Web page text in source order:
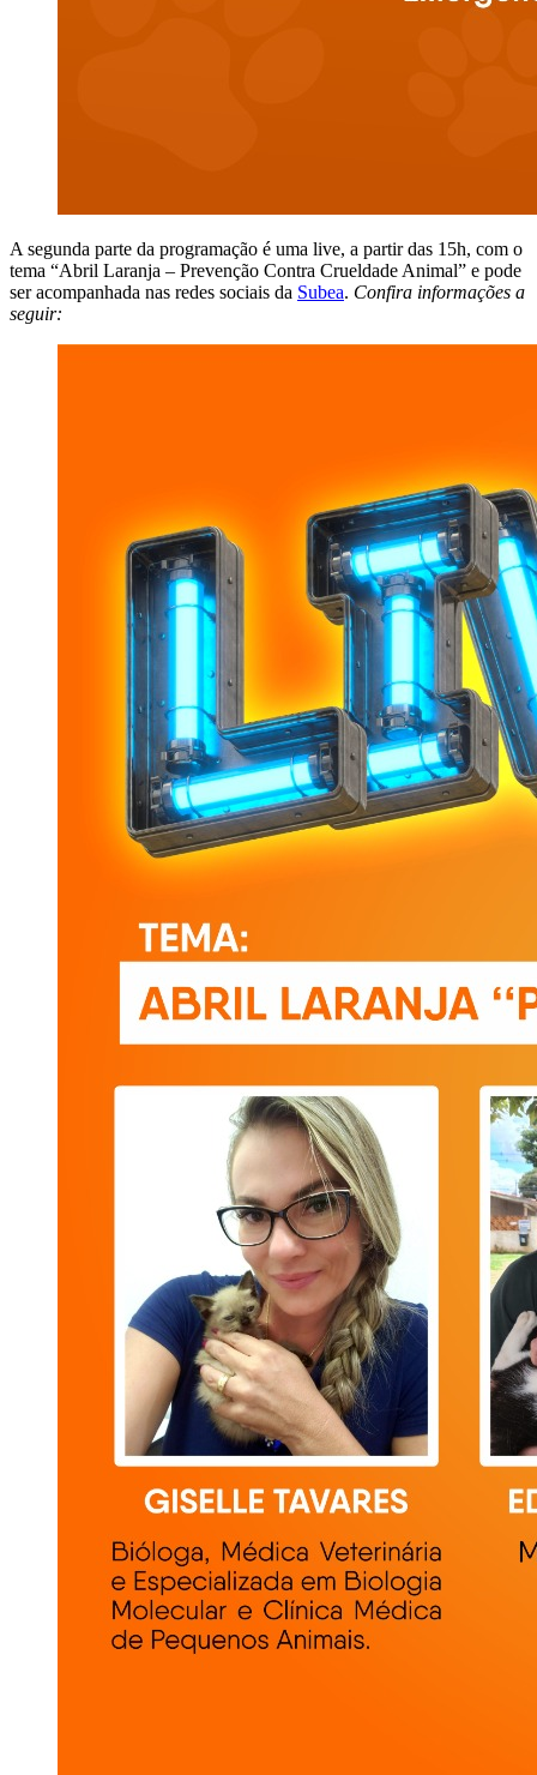
A segunda parte da programação é uma live, a partir das 15h, com o
tema “Abril Laranja – Prevenção Contra Crueldade Animal” e pode
ser acompanhada nas redes sociais da Subea. Confira informações a
seguir: